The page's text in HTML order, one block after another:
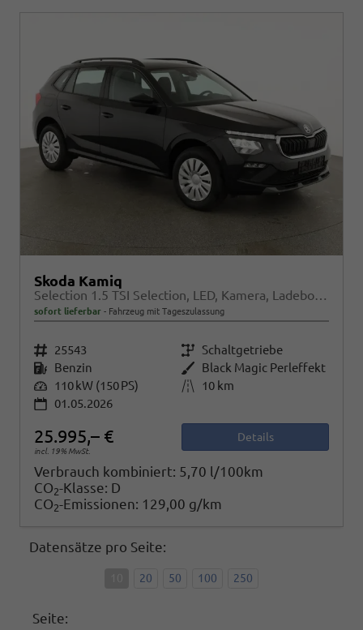
Skoda Kamiq
Selection 1.5 TSI Selection, LED, Kamera, Ladeboden, Winter
sofort lieferbar Fahrzeug mit Tageszulassung
Fahrzeugnr. 25543 Getriebe Schaltgetriebe
Kraftstoff Benzin Außenfarbe Black Magic Perleffekt
Leistung 110 kW (150 PS) Kilometerstand
10 km
01.05.2026
25.995,– €
incl. 19% MwSt.
Details
Verbrauch kombiniert: 5,70 l/100km
CO2-Klasse: D
CO2-Emissionen: 129,00 g/km
Datensätze pro Seite:
20 50 100 250
Seite: